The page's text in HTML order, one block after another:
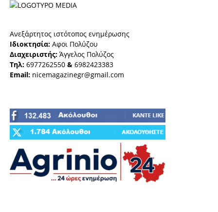
Ανεξάρτητος ιστότοπος ενημέρωσης
Ιδιοκτησία: Αφοι Πολύζου
Διαχειριστής: Άγγελος Πολύζος
Τηλ: 6977262550 & 6982423383
Email: nicemagazinegr@gmail.com